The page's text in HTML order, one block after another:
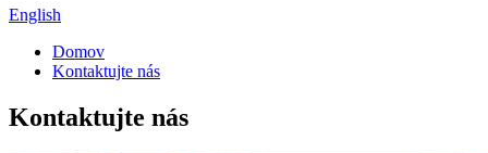
English
Domov
Kontaktujte nás
Kontaktujte nás